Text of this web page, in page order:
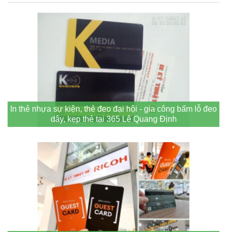
In thẻ nhựa sự kiện, thẻ đeo đại hội - gia công bấm lỗ đeo
dây, kẹp thẻ tại 365 Lê Quang Định